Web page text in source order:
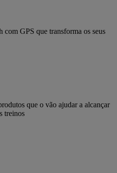
com GPS que transforma os seus
que o vão ajudar a alcançar
treinos